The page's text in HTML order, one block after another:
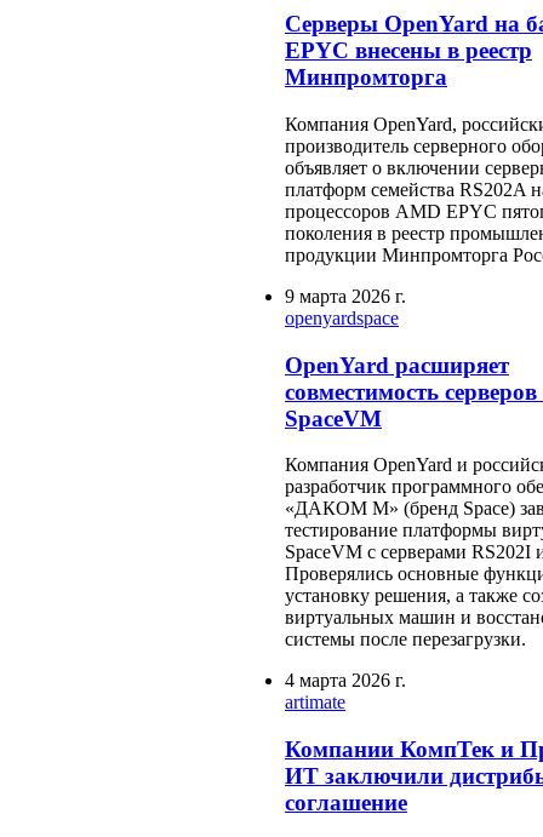
Серверы OpenYard на
EPYC внесены в реестр
Минпромторга
Компания OpenYard,
производитель серверного
объявляет о включении
платформ семейства RS202A
процессоров AMD EPYC
поколения в реестр
продукции Минпромторга
9 марта 2026 г.
openyardspace
OpenYard расширяет
совместимость серверов
SpaceVM
Компания OpenYard и
разработчик программного
«ДАКОМ М» (бренд Space)
тестирование платформы
SpaceVM с серверами RS202I
Проверялись основные
установку решения, а также
виртуальных машин и
системы после перезагрузки.
4 марта 2026 г.
artimate
Компании КомпТек и
ИТ заключили
соглашение